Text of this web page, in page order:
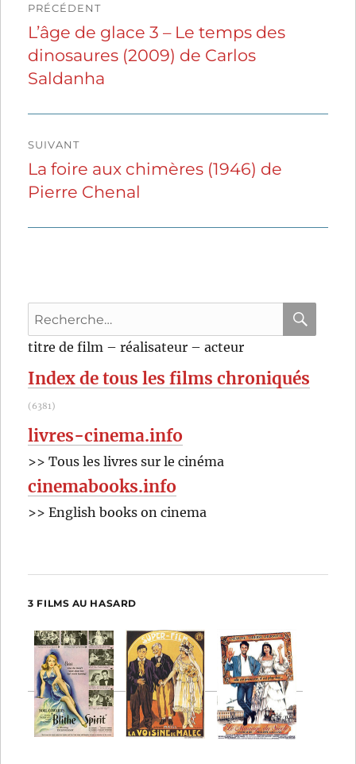
de
l’article
PRÉCÉDENT
Publication
précédente :
L’âge de glace 3 – Le temps des
dinosaures (2009) de Carlos
Saldanha
SUIVANT
Publication
suivante :
La foire aux chimères (1946) de
Pierre Chenal
Recherche
pour
:
titre de film – réalisateur – acteur
Index de tous les films chroniqués
(6381)
livres-cinema.info
>> Tous les livres sur le cinéma
cinemabooks.info
>> English books on cinema
3 FILMS AU HASARD